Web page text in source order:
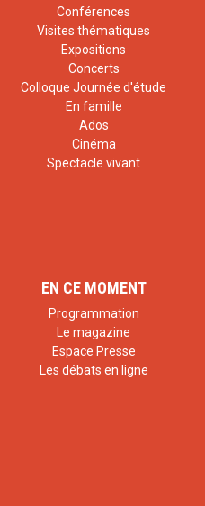
Conférences
Visites thématiques
Expositions
Concerts
Colloque Journée d'étude
En famille
Ados
Cinéma
Spectacle vivant
EN CE MOMENT
Programmation
Le magazine
Espace Presse
Les débats en ligne